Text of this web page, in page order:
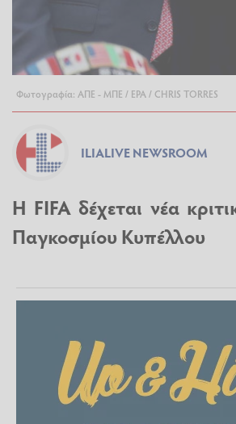
Φωτογραφία: ΑΠΕ - ΜΠΕ / EPA / CHRIS TORRES
ILIALIVE NEWSROOM
Η FIFA δέχεται νέα
Παγκοσμίου Κυπέλλου